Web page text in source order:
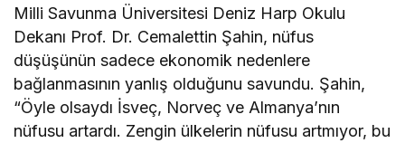
Milli Savunma Üniversitesi Deniz Harp Okulu
Dekanı Prof. Dr. Cemalettin Şahin, nüfus
düşüşünün sadece ekonomik nedenlere
bağlanmasının yanlış olduğunu savundu. Şahin,
“Öyle olsaydı İsveç, Norveç ve Almanya’nın
nüfusu artardı. Zengin ülkelerin nüfusu artmıyor, bu